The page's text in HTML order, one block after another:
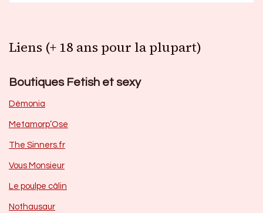
Liens (+ 18 ans pour la plupart)
Boutiques Fetish et sexy
Dèmonia
Metamorp’Ose
The Sinners.fr
Vous Monsieur
Le poulpe câlin
Nothausaur